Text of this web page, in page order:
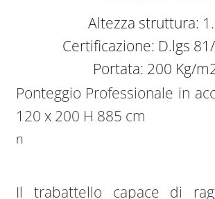
Altezza struttura:
Certificazione: D.lgs
Portata: 200 Kg/
Ponteggio Professionale in
120 x 200 H 885 cm
n
Il trabattello capace di